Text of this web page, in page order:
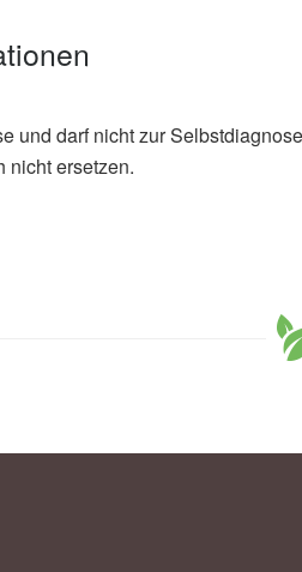
und darf nicht zur
nicht ersetzen.